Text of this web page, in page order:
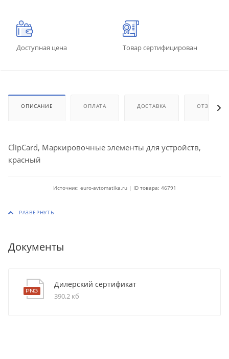
Доступная цена Товар сертифицирован
ОПИСАНИЕ ОПЛАТА ДОСТАВКА ОТЗЫВЫ
ClipCard, Маркировочные элементы для устройств,
красный
Источник: euro-avtomatika.ru | ID товара: 46791
Документы
Дилерский сертификат
390,2 кб